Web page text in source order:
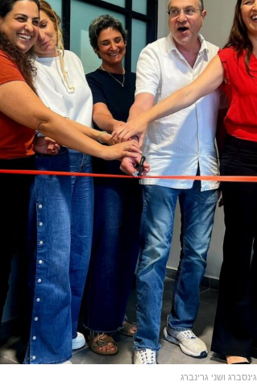
ושני גרינברג